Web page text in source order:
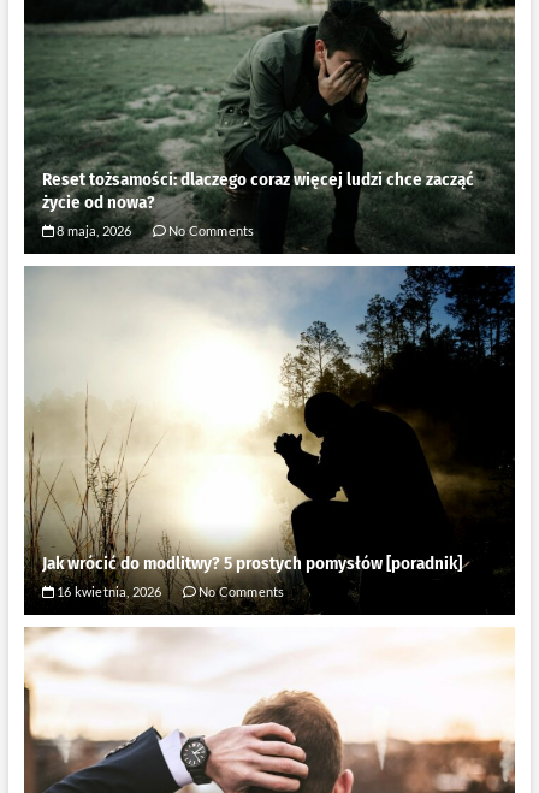
Reset tożsamości: dlaczego coraz więcej ludzi chce zacząć
życie od nowa?
8 maja, 2026 No Comments
Jak wrócić do modlitwy? 5 prostych pomysłów [poradnik]
16 kwietnia, 2026 No Comments